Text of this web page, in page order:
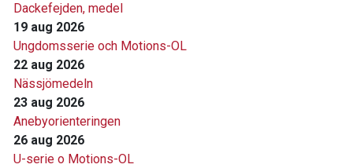
Dackefejden, medel
19 aug 2026
Ungdomsserie och Motions-OL
22 aug 2026
Nässjömedeln
23 aug 2026
Anebyorienteringen
26 aug 2026
U-serie o Motions-OL